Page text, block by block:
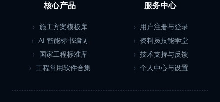
核心产品
施工方案模板库
AI 智能标书编制
国家工程标准库
工程常用软件合集
服务中心
用户注册与登录
资料员技能学堂
技术支持与反馈
个人中心与设置